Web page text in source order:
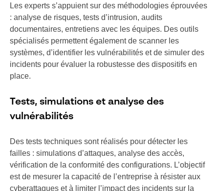
Les experts s’appuient sur des méthodologies éprouvées
: analyse de risques, tests d’intrusion, audits
documentaires, entretiens avec les équipes. Des outils
spécialisés permettent également de scanner les
systèmes, d’identifier les vulnérabilités et de simuler des
incidents pour évaluer la robustesse des dispositifs en
place.
Tests, simulations et analyse des
vulnérabilités
Des tests techniques sont réalisés pour détecter les
failles : simulations d’attaques, analyse des accès,
vérification de la conformité des configurations. L’objectif
est de mesurer la capacité de l’entreprise à résister aux
cyberattaques et à limiter l’impact des incidents sur la